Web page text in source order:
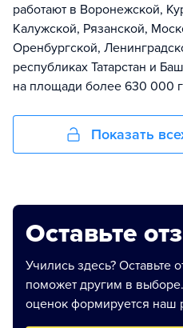
работают в Воронежской,
Калужской, Рязанской,
Оренбургской,
республиках Татарстан и
на площади более 630 000
Показать
Оставьте
Учились здесь? Оставьте
поможет другим в
оценок формируется наш